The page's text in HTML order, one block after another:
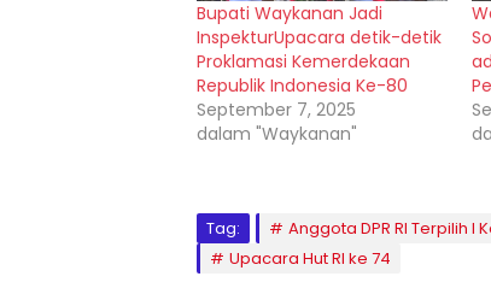
Bupati Waykanan Jadi
InspekturUpacara detik-detik
Proklamasi Kemerdekaan
Republik Indonesia Ke-80
September 7, 2025
dalam "Waykanan"
Tag:
Anggota DPR RI Terpilih
Upacara Hut RI ke 74